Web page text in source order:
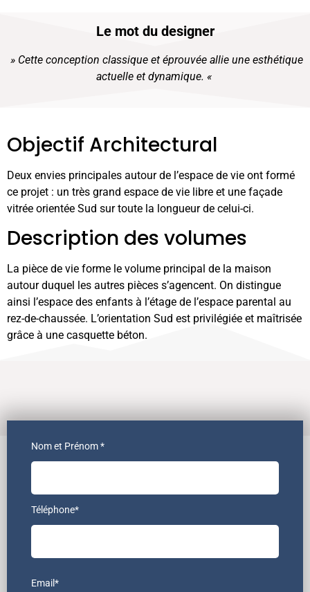
Le mot du designer
» Cette conception classique et éprouvée allie une esthétique
actuelle et dynamique. «
Objectif Architectural
Deux envies principales autour de l’espace de vie ont formé
ce projet : un très grand espace de vie libre et une façade
vitrée orientée Sud sur toute la longueur de celui-ci.
Description des volumes
La pièce de vie forme le volume principal de la maison
autour duquel les autres pièces s’agencent. On distingue
ainsi l’espace des enfants à l’étage de l’espace parental au
rez-de-chaussée. L’orientation Sud est privilégiée et maîtrisée
grâce à une casquette béton.
Nom et Prénom *
Téléphone*
Email*